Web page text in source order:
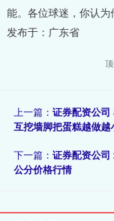
能。各位球迷，你认
发布于：广东省
上一篇： 证券配资公
互挖墙脚把蛋糕越做越
下一篇： 证券配资公
公分价格行情